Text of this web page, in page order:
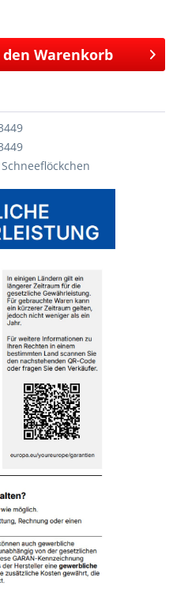
Warenkorb